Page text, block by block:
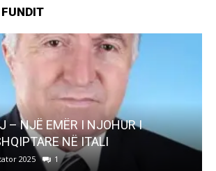
Musa-Rome- Shtator 2025
8 Shtator 2025 0